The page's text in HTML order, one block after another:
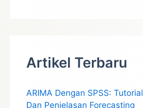
Artikel Terbaru
ARIMA Dengan SPSS: Tutorial
Dan Penjelasan Forecasting